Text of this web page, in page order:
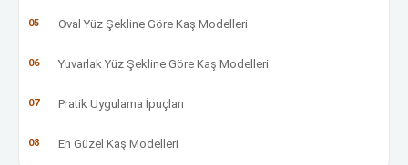
05 Oval Yüz Şekline Göre Kaş Modelleri
06 Yuvarlak Yüz Şekline Göre Kaş Modelleri
07 Pratik Uygulama İpuçları
08 En Güzel Kaş Modelleri